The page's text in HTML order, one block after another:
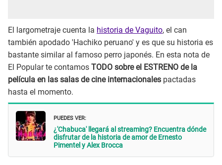
El largometraje cuenta la historia de Vaguito, el can
también apodado 'Hachiko peruano' y es que su historia es
bastante similar al famoso perro japonés. En esta nota de
El Popular te contamos TODO sobre el ESTRENO de la
película en las salas de cine internacionales pactadas
hasta el momento.
PUEDES VER:
¿'Chabuca' llegará al streaming? Encuentra dónde
disfrutar de la historia de amor de Ernesto
Pimentel y Alex Brocca